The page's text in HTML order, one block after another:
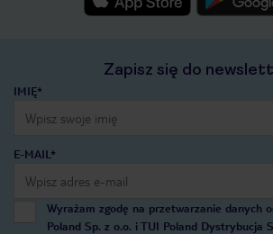
Zapisz się do
IMIĘ*
E-MAIL*
Wyrażam zgodę na przetwarzanie danych
Poland Sp. z o.o. i TUI Poland Dystrybucja